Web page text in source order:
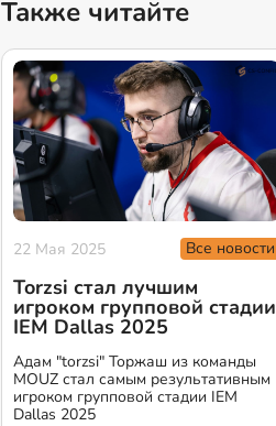
Также читайте
22 Мая 2025 Все новости
Torzsi стал лучшим
игроком групповой стадии
IEM Dallas 2025
Адам "torzsi" Торжаш из команды
MOUZ стал самым результативным
игроком групповой стадии IEM
Dallas 2025